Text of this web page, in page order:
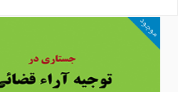
موجود